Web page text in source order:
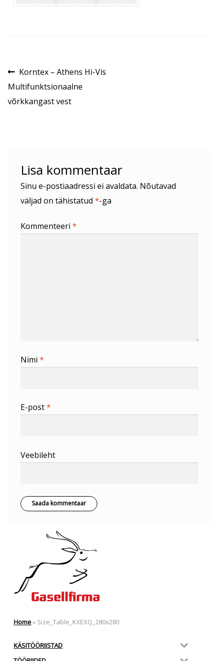
Navigeerimine
Eelmine
postitus:
Korntex – Athens Hi-Vis
Multifunktsionaalne
võrkkangast vest
Lisa kommentaar
Sinu e-postiaadressi ei avaldata. Nõutavad
väljad on tähistatud *-ga
Kommenteeri *
Nimi *
E-post*
Veebileht
Home» Size_Table_KXEXQ_280x280
KÄSITÖÖRIISTAD